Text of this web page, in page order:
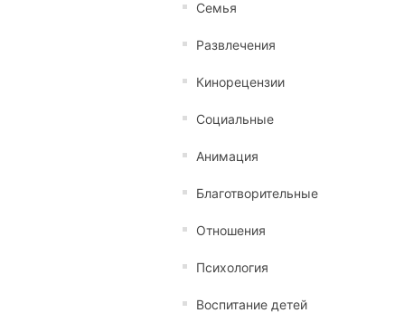
Семья
Развлечения
Кинорецензии
Социальные
Анимация
Благотворительные
Отношения
Психология
Воспитание детей